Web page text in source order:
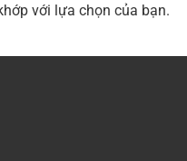
với lựa chọn của bạn.